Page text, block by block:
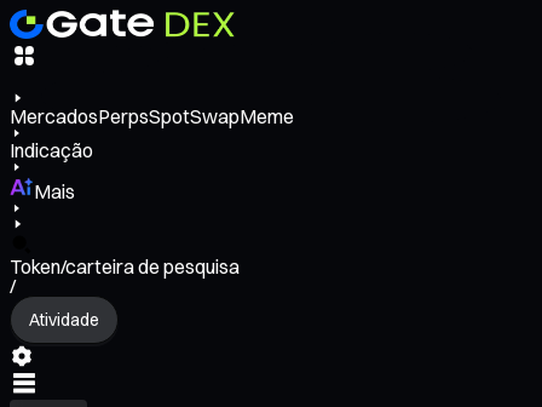
MercadosPerpsSpotSwapMeme
Indicação
Mais
Token/carteira de pesquisa
/
Atividade